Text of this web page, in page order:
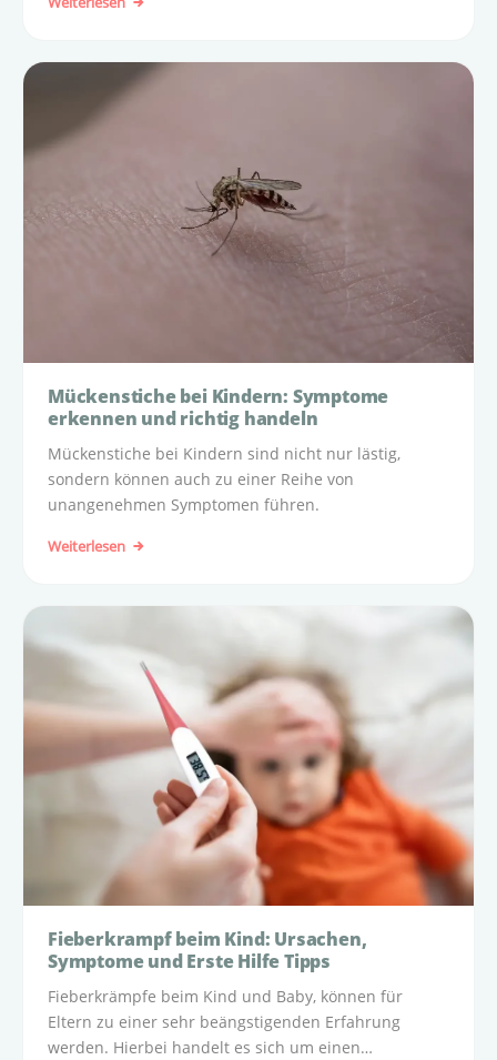
Mückenstiche bei Kindern: Symptome
erkennen und richtig handeln
Mückenstiche bei Kindern sind nicht nur lästig,
sondern können auch zu einer Reihe von
unangenehmen Symptomen führen.
Weiterlesen
Fieberkrampf beim Kind: Ursachen,
Symptome und Erste Hilfe Tipps
Fieberkrämpfe beim Kind und Baby, können für
Eltern zu einer sehr beängstigenden Erfahrung
werden. Hierbei handelt es sich um einen